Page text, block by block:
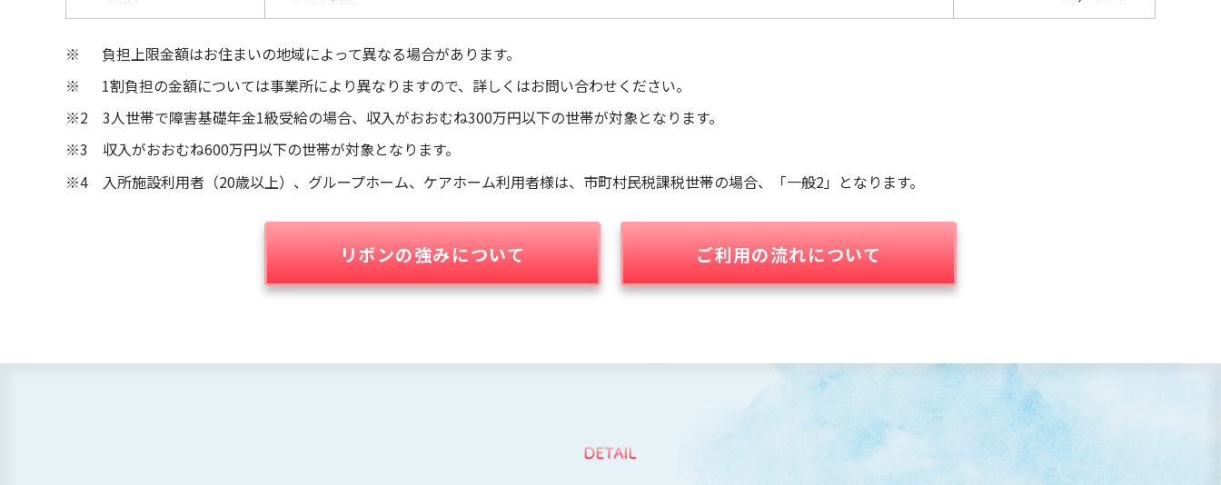
※ 負担上限金額はお住まいの地域によって異なる場合があります。
※ 1割負担の金額については事業所により異なりますので、詳しくはお問い合わせください。
※2 3人世帯で障害基礎年金1級受給の場合、収入がおおむね300万円以下の世帯が対象となります。
※3 収入がおおむね600万円以下の世帯が対象となります。
※4 入所施設利用者（20歳以上）、グループホーム、ケアホーム利用者様は、市町村民税課税世帯の場合、「一般2」となります。
リボンの強みについて ご利用の流れについて